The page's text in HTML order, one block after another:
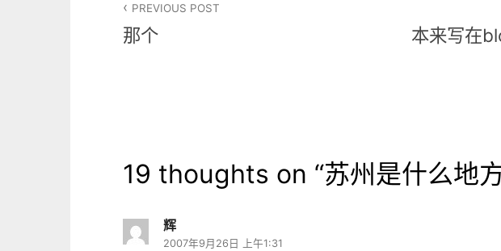
章
PREVIOUS POST
那个
本来写在
19 thoughts on “苏州是什么地
辉
2007年9月26日 上午1:31